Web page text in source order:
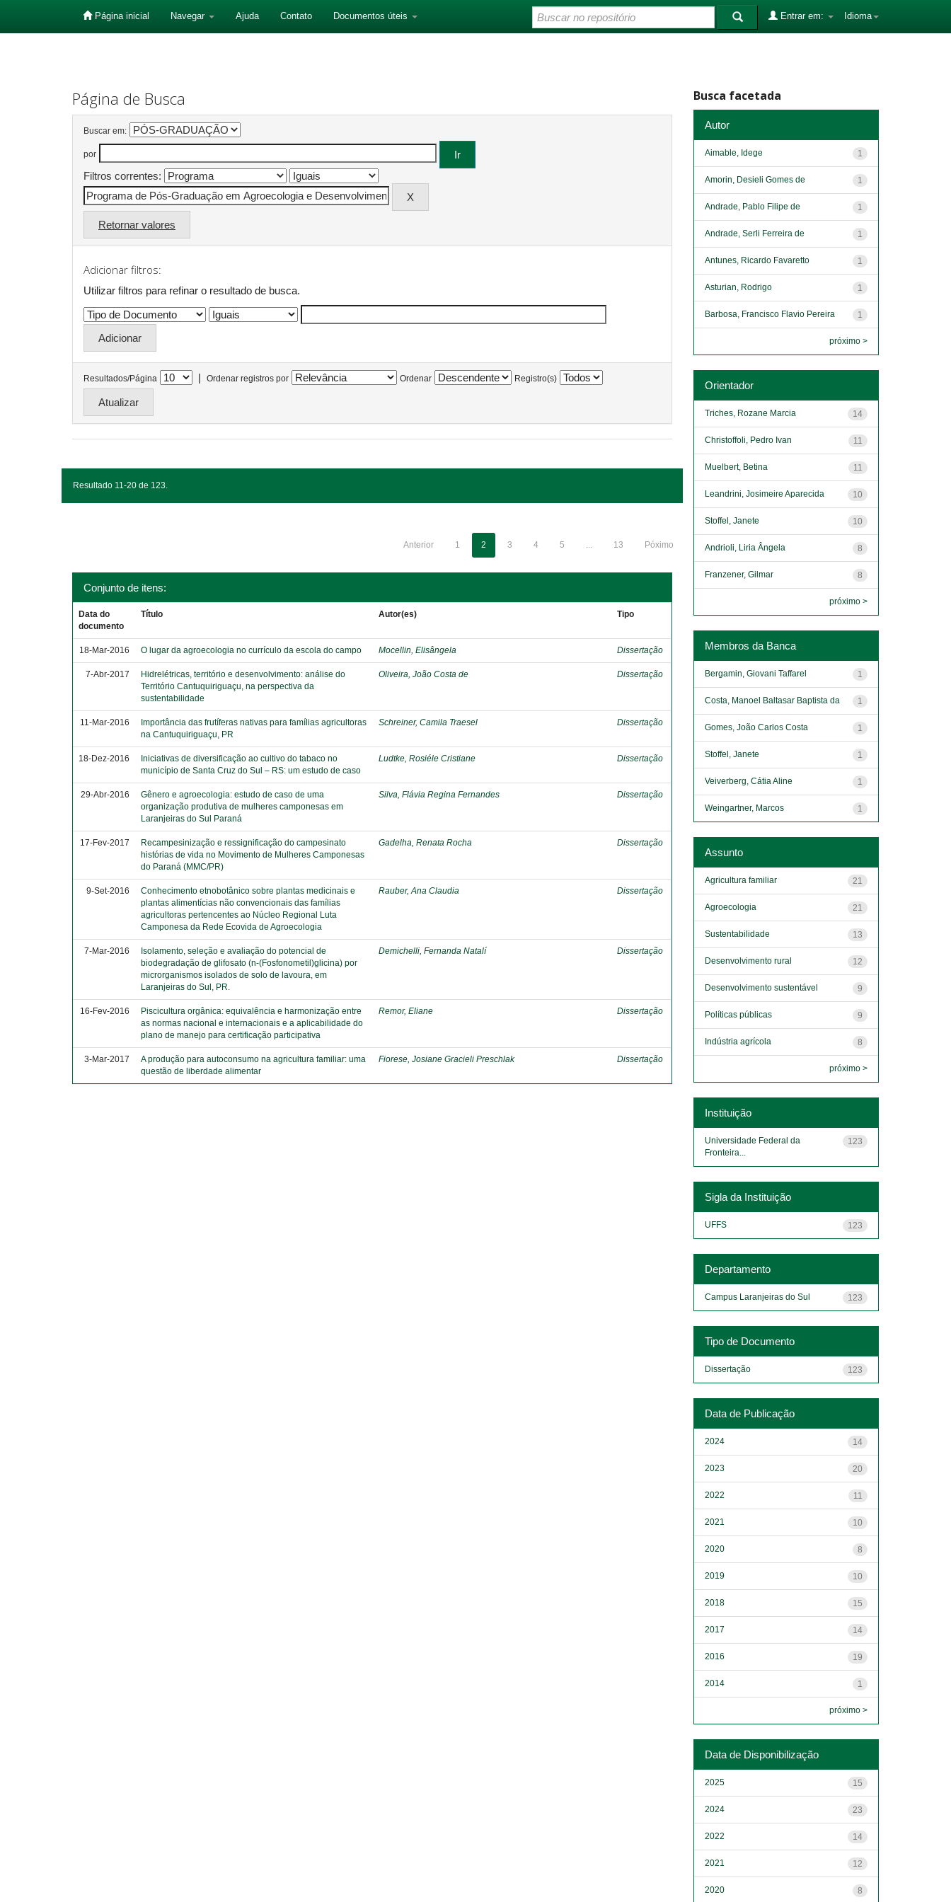
Página inicial Navegar Ajuda Contato Documentos úteis Idioma
Entrar em:
Página de Busca
Buscar em:
por
Filtros correntes:
Retornar valores
Adicionar filtros:
Utilizar filtros para refinar o resultado de busca.
Resultados/Página | Ordenar registros por Ordenar Registro(s)
Resultado 11-20 de 123.
Anterior 1 2 3 4 5 ... 13 Póximo
Conjunto de itens:
Data do
documento
Título Autor(es) Tipo
18-Mar-2016 O lugar da agroecologia no currículo da escola do campo Mocellin, Elisângela Dissertação
7-Abr-2017
Hidrelétricas, território e desenvolvimento: análise do
Território Cantuquiriguaçu, na perspectiva da
sustentabilidade
Oliveira, João Costa de Dissertação
11-Mar-2016
Importância das frutíferas nativas para famílias agricultoras
na Cantuquiriguaçu, PR
Schreiner, Camila Traesel Dissertação
18-Dez-2016
Iniciativas de diversificação ao cultivo do tabaco no
município de Santa Cruz do Sul – RS: um estudo de caso
Ludtke, Rosiéle Cristiane Dissertação
29-Abr-2016
Gênero e agroecologia: estudo de caso de uma
organização produtiva de mulheres camponesas em
Laranjeiras do Sul Paraná
Silva, Flávia Regina Fernandes Dissertação
17-Fev-2017
Recampesinização e ressignificação do campesinato
histórias de vida no Movimento de Mulheres Camponesas
do Paraná (MMC/PR)
Gadelha, Renata Rocha Dissertação
9-Set-2016
Conhecimento etnobotânico sobre plantas medicinais e
plantas alimentícias não convencionais das famílias
agricultoras pertencentes ao Núcleo Regional Luta
Camponesa da Rede Ecovida de Agroecologia
Rauber, Ana Claudia Dissertação
7-Mar-2016
Isolamento, seleção e avaliação do potencial de
biodegradação de glifosato (n-(Fosfonometil)glicina) por
microrganismos isolados de solo de lavoura, em
Laranjeiras do Sul, PR.
Demichelli, Fernanda Natalí Dissertação
16-Fev-2016
Piscicultura orgânica: equivalência e harmonização entre
as normas nacional e internacionais e a aplicabilidade do
plano de manejo para certificação participativa
Remor, Eliane Dissertação
3-Mar-2017
A produção para autoconsumo na agricultura familiar: uma
questão de liberdade alimentar
Fiorese, Josiane Gracieli Preschlak Dissertação
Busca facetada
Autor
1
Aimable, Idege
1
Amorin, Desieli Gomes de
1
Andrade, Pablo Filipe de
1
Andrade, Serli Ferreira de
1
Antunes, Ricardo Favaretto
1
Asturian, Rodrigo
1
Barbosa, Francisco Flavio Pereira
próximo >
Orientador
14
Triches, Rozane Marcia
11
Christoffoli, Pedro Ivan
11
Muelbert, Betina
10
Leandrini, Josimeire Aparecida
10
Stoffel, Janete
8
Andrioli, Liria Ângela
8
Franzener, Gilmar
próximo >
Membros da Banca
1
Bergamin, Giovani Taffarel
1
Costa, Manoel Baltasar Baptista da
1
Gomes, João Carlos Costa
1
Stoffel, Janete
1
Veiverberg, Cátia Aline
1
Weingartner, Marcos
Assunto
21
Agricultura familiar
21
Agroecologia
13
Sustentabilidade
12
Desenvolvimento rural
9
Desenvolvimento sustentável
9
Políticas públicas
8
Indústria agrícola
próximo >
Instituição
123
Universidade Federal da
Fronteira...
Sigla da Instituição
123
UFFS
Departamento
123
Campus Laranjeiras do Sul
Tipo de Documento
123
Dissertação
Data de Publicação
14
2024
20
2023
11
2022
10
2021
8
2020
10
2019
15
2018
14
2017
19
2016
1
2014
próximo >
Data de Disponibilização
15
2025
23
2024
14
2022
12
2021
8
2020